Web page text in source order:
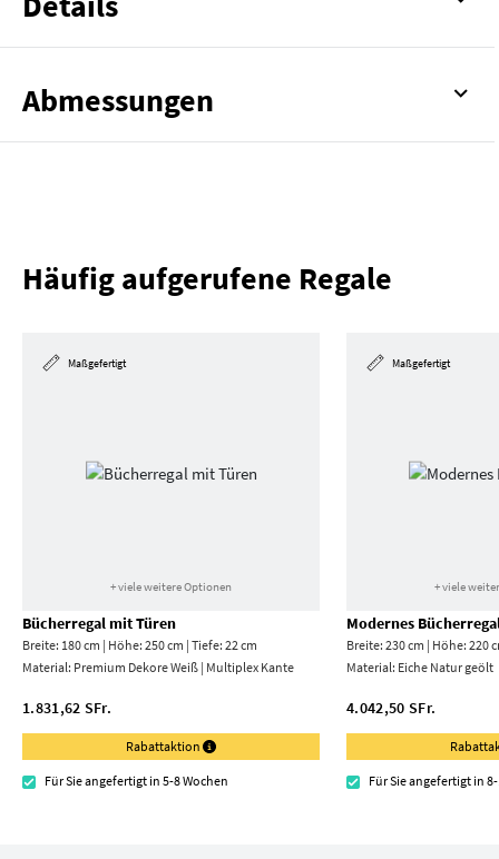
Abmessungen
Häufig aufgerufene Regale
Maßgefertigt
+ viele weitere Optionen
Bücherregal mit Türen
Breite: 180 cm | Höhe: 250 cm | Tiefe: 22 cm
Material: Premium Dekore Weiß | Multiplex Kante
1.831,62 SFr.
Rabattaktion
Für Sie angefertigt in 5-8 Wochen
Maßgefertigt
+ viele
Modernes
Breite: 230 cm | Höhe: 220
Material: Eiche Natur geölt
4.042,50 SFr.
Für Sie angefertigt in